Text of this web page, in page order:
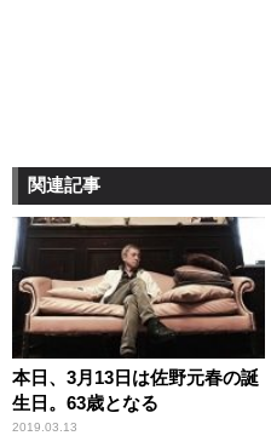
関連記事
本日、3月13日は佐野元春の誕
生日。63歳となる
2019.03.13